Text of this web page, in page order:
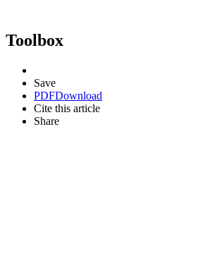
Toolbox
Save
PDFDownload
Cite this article
Share